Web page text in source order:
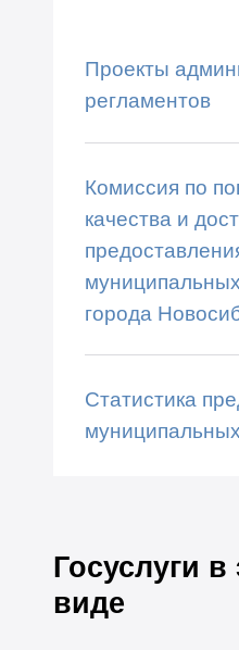
Проекты
регламентов
Комиссия по
качества и
города
Статистика
Госуслуги
виде